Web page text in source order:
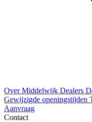
Over Middelwijk Dealers
Gewijzigde openingstijden
Aanvraag
Contact